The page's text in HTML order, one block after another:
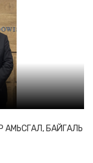
БАЙГАЛЬ